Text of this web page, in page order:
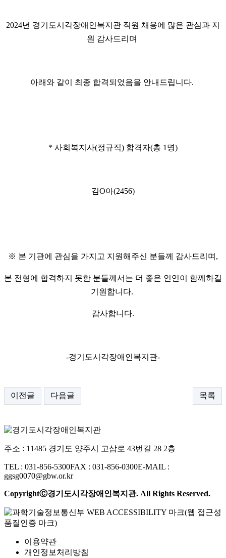
2024년 경기도시각장애인복지관 직원 채용에 많은 관심과 지
원 감사드리며
아래와 같이 최종 합격되었음을 안내드립니다.
* 사회복지사(정규직) 합격자(총 1명)
김O아(2456)
※ 본 기관에 관심을 가지고 지원해주신 분들께 감사드리며,
본 전형에 합격하지 못한 분들께서는 더 좋은 인연이 함께하길
기원합니다.
감사합니다.
-경기도시각장애인복지관-
이전글 다음글 목록
주소 : 11485 경기도 양주시 고삼로 43번길 28 2층
TEL : 031-856-5300FAX : 031-856-0300E-MAIL :
ggsg0070@gbw.or.kr
CopyrightⒸ경기도시각장애인복지관. All Rights Reserved.
이용약관
개인정보처리방침